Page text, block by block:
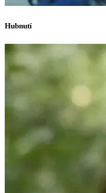
Hubnutí